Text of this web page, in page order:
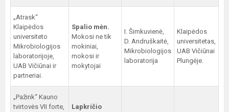
„Atrask“
Klaipėdos
universiteto
Mikrobiologijos
laboratorijoje,
UAB Vičiūnai ir
partneriai.
Spalio mėn.
Mokosi ne tik
mokiniai,
mokosi ir
mokytojai
I. Šimkuvienė,
D. Andruškaitė,
Mikrobiologijos
laboratorija
Klaipėdos
universitetas,
UAB Vičiūnai
Plungėje.
„Pažink“ Kauno
tvirtovės VII forte,
Lapkričio